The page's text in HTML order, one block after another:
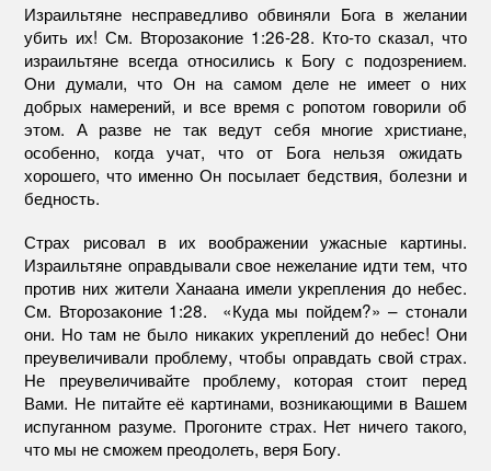
Израильтяне несправедливо обвиняли Бога в желании
убить их! См. Второзаконие 1:26-28. Кто-то сказал, что
израильтяне всегда относились к Богу с подозрением.
Они думали, что Он на самом деле не имеет о них
добрых намерений, и все время с ропотом говорили об
этом. А разве не так ведут себя многие христиане,
особенно, когда учат, что от Бога нельзя ожидать
хорошего, что именно Он посылает бедствия, болезни и
бедность.
Страх рисовал в их воображении ужасные картины.
Израильтяне оправдывали свое нежелание идти тем, что
против них жители Ханаана имели укрепления до небес.
См. Второзаконие 1:28. «Куда мы пойдем?» – стонали
они. Но там не было никаких укреплений до небес! Они
преувеличивали проблему, чтобы оправдать свой страх.
Не преувеличивайте проблему, которая стоит перед
Вами. Не питайте её картинами, возникающими в Вашем
испуганном разуме. Прогоните страх. Нет ничего такого,
что мы не сможем преодолеть, веря Богу.